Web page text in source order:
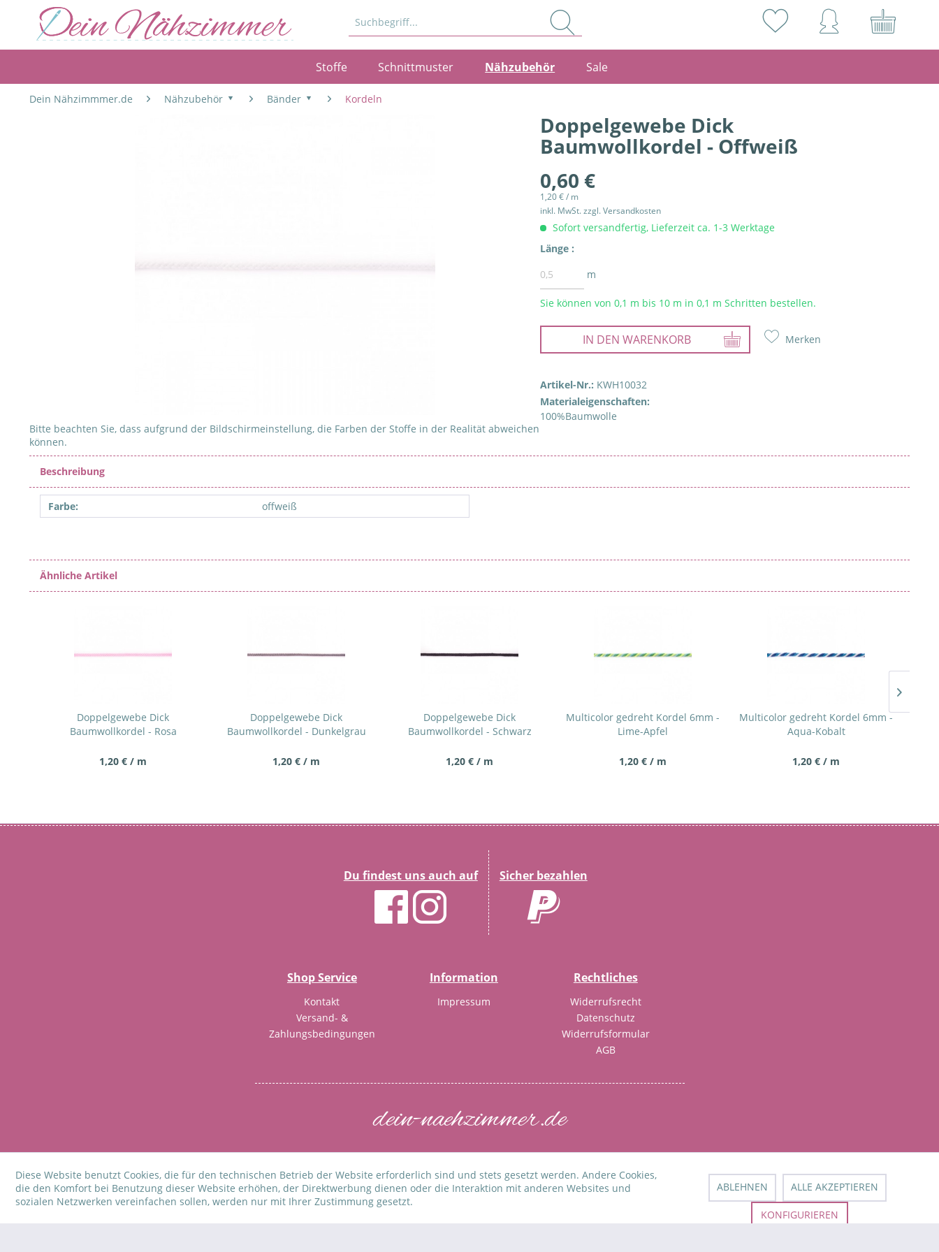
Stoffe Schnittmuster Nähzubehör Sale
Dein Nähzimmmer.de Nähzubehör Bänder Kordeln
Bitte beachten Sie, dass aufgrund der Bildschirmeinstellung, die Farben der Stoffe in der Realität abweichen
können.
Doppelgewebe Dick
Baumwollkordel - Offweiß
0,60 €
1,20 € / m
inkl. MwSt.zzgl. Versandkosten
Sofort versandfertig, Lieferzeit ca. 1-3 Werktage
Länge :
m
Sie können von 0,1 m bis 10m in 0,1 m Schritten bestellen.
IN DEN WARENKORB Merken
Artikel-Nr.: KWH10032
Materialeigenschaften:
100%Baumwolle
Beschreibung
Farbe: offweiß
Ähnliche Artikel
Doppelgewebe Dick
Baumwollkordel - Rosa
1,20 € / m
Doppelgewebe Dick
Baumwollkordel - Dunkelgrau
1,20 € / m
Doppelgewebe Dick
Baumwollkordel - Schwarz
1,20 € / m
Multicolor gedreht Kordel 6mm -
Lime-Apfel
1,20 € / m
Multicolor gedreht Kordel 6mm -
Aqua-Kobalt
1,20 € / m
Du findest uns auch auf Sicher bezahlen
Shop Service
Kontakt
Versand- &
Zahlungsbedingungen
Information
Impressum
Rechtliches
Widerrufsrecht
Datenschutz
Widerrufsformular
AGB
dein-naehzimmer.de
* Alle Preise inkl. gesetzl. Mehrwertsteuer zzgl.Versandkostenund ggf. Nachnahmegebühren, wenn nicht anders beschrieben
Diese Website benutzt Cookies, die für den technischen Betrieb der Website erforderlich sind und stets gesetzt werden. Andere Cookies,
die den Komfort bei Benutzung dieser Website erhöhen, der Direktwerbung dienen oder die Interaktion mit anderen Websites und
sozialen Netzwerken vereinfachen sollen, werden nur mit Ihrer Zustimmung gesetzt.
ABLEHNEN ALLE AKZEPTIEREN
KONFIGURIEREN